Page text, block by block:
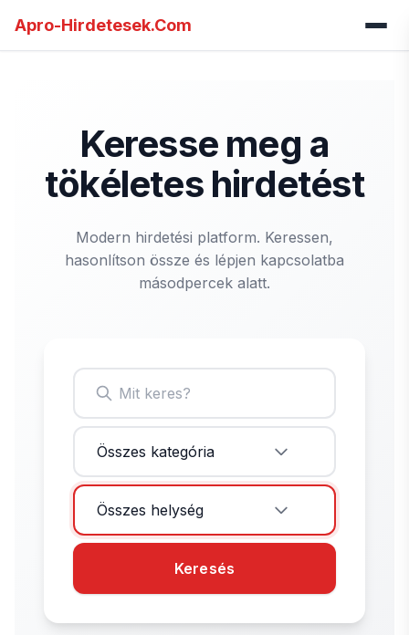
Apro-Hirdetesek.Com
Keresse meg a
tökéletes hirdetést
Modern hirdetési platform. Keressen,
hasonlítson össze és lépjen kapcsolatba
másodpercek alatt.
Összes kategória
Összes helység
Keresés